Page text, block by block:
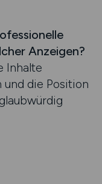
Anzeigen?
Inhalte
die Position